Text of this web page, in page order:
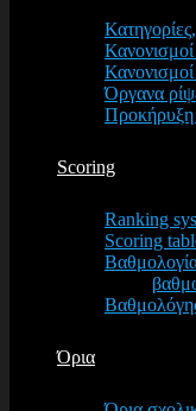
Κανονισμοί
Όργανα
Scoring
Ranking
Scoring
Όρια